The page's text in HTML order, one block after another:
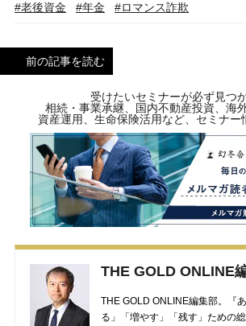
#老後資金 #年金 #ロマンス詐欺
前の記事を読む
受けたいセミナーが必ず見つ
相続・事業承継、国内不動産投資、海
資産運用、生命保険活用など、セミナー
THE GOLD ONLINE
THE GOLD ONLINE編集部。『
る」「増やす」「残す」ための